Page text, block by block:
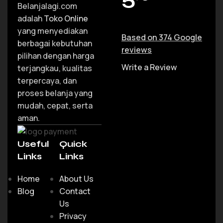
Belanjalagi.com
adalahToko Online
yang menyediakan
berbagai kebutuhan
pilihan dengan harga
terjangkau, kualitas
terpercaya, dan
proses belanja yang
mudah, cepat, serta
aman.
Useful
Links
Home
Blog
Quick
Links
About Us
Contact
Us
Privacy
Based on 374 Google
reviews
Write a Review